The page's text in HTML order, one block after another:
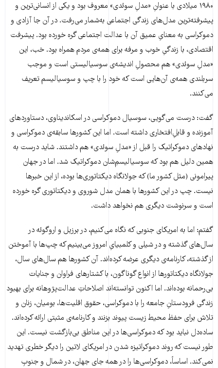
۱۹۸۰ میلادی با عنوانِ «مدلِ سوئدی» معروف بود و یکی از انسانی‌ترین و
پیشرفته‌ترین مدل‌های زندگی اجتماعی به‌شمار می‌رفت. در آن جا آزادی و
دموکراسی به معنایِ عمیق آن با عدالت اجتماعی گره خورده بود. پیشرفت
اقتصادی، با زندگیِ خوب و مرفه برای همه‌ی مردم همراه بود. خب، این
«مدلِ سوئدی» هم محصولِ اندیشه‌ی سوسیالیستی است و موجب
سر‌بلندی همه‌ی آن‌هایی است که خود را با چپ و سوسیالیسم تعریف
می‌کنند.
گفت: درست می‌گویی، سوسیال دموکراسی در اسکاندیناوی، دستاورد‌های
آموزنده و قابلِ‌افتخاری داشته است. اما این کشورها سابقه‌ی دموکراسی و
نهاد‌های دموکراتیک را قبل از «مدلِ سوئدی» هم داشتند. شاید درست به
همین دلیل هم بود که سوسیالیسمِ‌شان دموکراتیک شد. اما در جهان
پیرامونی (مثل کشور ما) که جولانگاه دیکتاتوری‌ها بوده، از این خبرها
نیست. چپ در این کشورها با همان مدل شوروی و دیکتاتوری گره خورده
است و سرنوشت دیگری هم نخواهد داشت.
گفتم: اما به امریکای جنوبی که نگاه می‌کنیم، در برزیل و اروگوئه در
سال‌های گذشته و در شیلی و کلمبیایِ امروز می‌بینیم که چپ‌ها با آموختن
از گذشته، کارنامه‌ی دیگری عرضه کرده‌اند. آن کشورها هم سال‌های سال،
جولانگاه دیکتاتور‌ها از انواع گوناگون، با کشتارهای فراوان و جنایات
بی‌رحمانه بوده‌اند. اما اکنون توانسته‌اند اصلاحاتِ عدالت‌پژوهانه برای بهبود
زندگی فرودستانِ جامعه را با دموکراسی، حقوق اقلیت‌ها، بومیان، زنان و
تلاش برای حفظ محیط زیست پیوند بزنند و کارنامه‌ی مثبتی ارائه کرده‌اند.
ساده‌دل نباید بود که دموکراسی‌ها در این مناطق بی‌بازگشت نیست. این
طور نیست که روند دموکراتیزه شدن در امریکای لاتین را دیگر خطری تهدید
نمی‌کند. اساساً، دموکراسی‌ها را در همه جای جهان، در شمال و جنوبِ